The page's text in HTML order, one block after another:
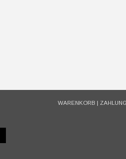
WARENKORB ZAHLUNG